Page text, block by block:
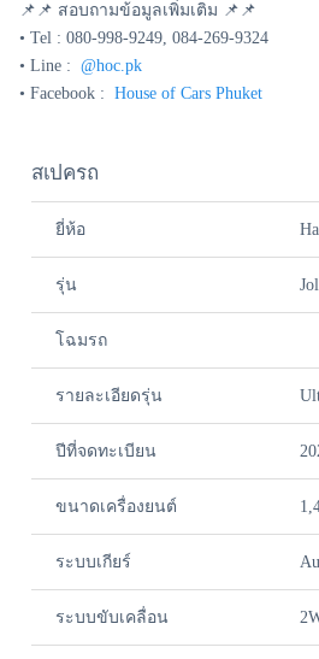
📌📌 สอบถามข้อมูลเพิ่มเติม 📌📌
• Tel : 080-998-9249, 084-269-9324
• Line : @hoc.pk
• Facebook : House of Cars Phuket
สเปครถ
ยี่ห้อ
รุ่น
โฉมรถ
รายละเอียดรุ่น
ปีที่จดทะเบียน
ขนาดเครื่องยนต์
ระบบเกียร์
ระบบขับเคลื่อน